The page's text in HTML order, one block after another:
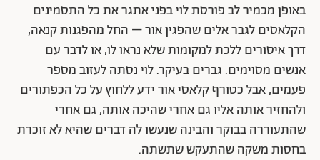
באופן מכמיר לב פורסת לוי בפני אתגר את כל התסמינים
הקלאסים לגבר אלים שהפגין אור – החל מהפגנות קנאה,
דרך איסורים ללכת למקומות שלא נראו לו, או לדבר עם
אנשים מסוימים. גברים בעיקר. לוי נסתה לעזוב מספר
פעמים, אבל כטורף קלאסי אור ידע ללחוץ על כל הכפתורים
ולהחזיר אותה אליו גם אחרי שהיכה אותה, גם אחרי
שהתעוררה בבוקר והבינה שנעשו לה דברים שהיא לא זוכרת
בחסות משקה שהתעקש שתשתה.